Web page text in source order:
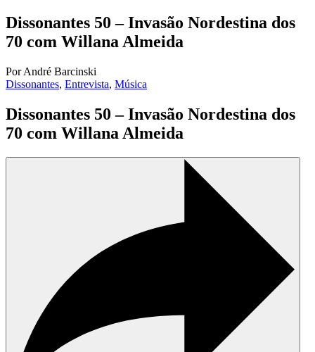
Dissonantes 50 – Invasão Nordestina dos
70 com Willana Almeida
Por André Barcinski
Dissonantes, Entrevista, Música
Dissonantes 50 – Invasão Nordestina dos
70 com Willana Almeida